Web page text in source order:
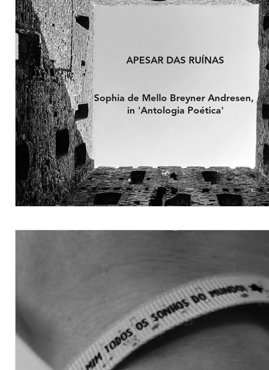
Autoconhecimento Orientação
Gestão de Carreira Ansiedade
Consulta Psicológica de Jovens e Ad
Identidade Eneagrama Professores